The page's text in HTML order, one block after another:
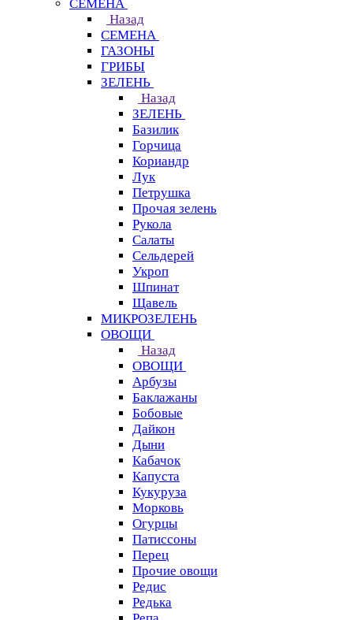
СЕМЕНА
Назад
СЕМЕНА
ГАЗОНЫ
ГРИБЫ
ЗЕЛЕНЬ
Назад
ЗЕЛЕНЬ
Базилик
Горчица
Кориандр
Лук
Петрушка
Прочая зелень
Рукола
Салаты
Сельдерей
Укроп
Шпинат
Щавель
МИКРОЗЕЛЕНЬ
ОВОЩИ
Назад
ОВОЩИ
Арбузы
Баклажаны
Бобовые
Дайкон
Дыни
Кабачок
Капуста
Кукуруза
Морковь
Огурцы
Патиссоны
Перец
Прочие овощи
Редис
Редька